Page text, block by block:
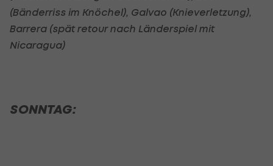
(Bänderriss im Knöchel), Galvao (Knieverletzung),
Barrera (spät retour nach Länderspiel mit
Nicaragua)
SONNTAG: